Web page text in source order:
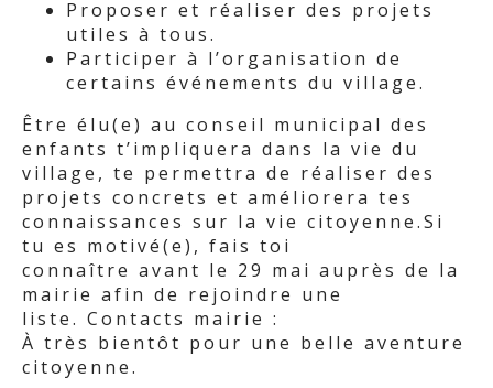
Proposer et réaliser des projets
utiles à tous.
Participer à l’organisation de
certains événements du village.
Être élu(e) au conseil municipal des
enfants t’impliquera dans la vie du
village, te permettra de réaliser des
projets concrets et améliorera tes
connaissances sur la vie citoyenne.Si
tu es motivé(e), fais toi
connaître avant le 29 mai auprès de la
mairie afin de rejoindre une
liste. Contacts mairie :
À très bientôt pour une belle aventure
citoyenne.